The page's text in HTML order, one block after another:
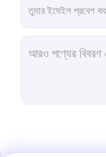
কারখানা ভ্রমণ